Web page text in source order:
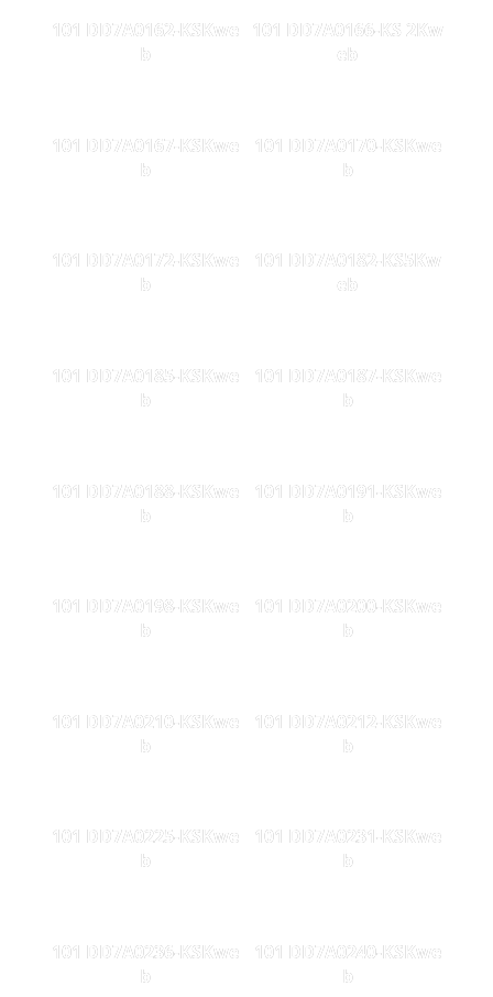
101 DD7A0162-KSKwe
b
101 DD7A0166-KS 2Kw
eb
101 DD7A0167-KSKwe
b
101 DD7A0170-KSKwe
b
101 DD7A0172-KSKwe
b
101 DD7A0182-KS5Kw
eb
101 DD7A0185-KSKwe
b
101 DD7A0187-KSKwe
b
101 DD7A0188-KSKwe
b
101 DD7A0191-KSKwe
b
101 DD7A0198-KSKwe
b
101 DD7A0200-KSKwe
b
101 DD7A0210-KSKwe
b
101 DD7A0212-KSKwe
b
101 DD7A0225-KSKwe
b
101 DD7A0231-KSKwe
b
101 DD7A0236-KSKwe
b
101 DD7A0240-KSKwe
b